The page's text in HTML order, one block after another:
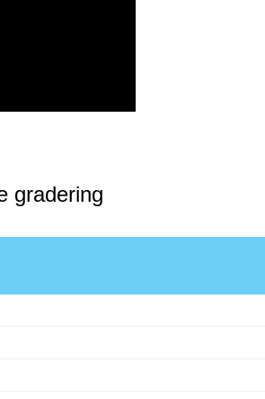
gradering